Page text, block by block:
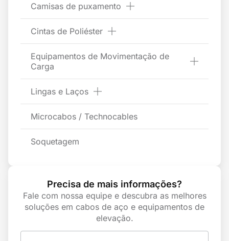
Camisas de puxamento
Cintas de Poliéster
Equipamentos de Movimentação de
Carga
Lingas e Laços
Microcabos / Technocables
Soquetagem
Precisa de mais informações?
Fale com nossa equipe e descubra as melhores
soluções em cabos de aço e equipamentos de
elevação.